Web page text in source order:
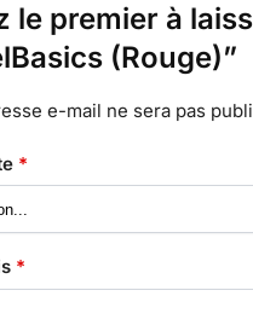
le premier à
(Rouge)”
e-mail ne sera pas
*
*